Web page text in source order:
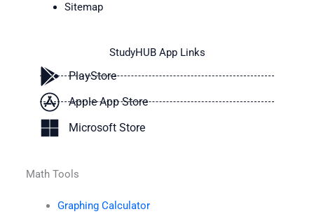
Sitemap
StudyHUB App Links
PlayStore
Apple App Store
Microsoft Store
Math Tools
Graphing Calculator